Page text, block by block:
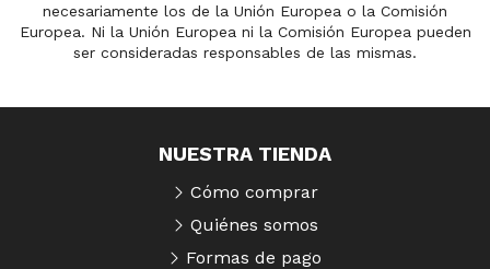
necesariamente los de la Unión Europea o la Comisión
Europea. Ni la Unión Europea ni la Comisión Europea pueden
ser consideradas responsables de las mismas.
NUESTRA TIENDA
Cómo comprar
Quiénes somos
Formas de pago